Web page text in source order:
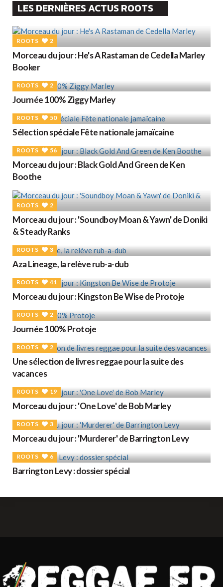
LES DERNIÈRES ACTUS ROOTS
ROOTS 2
Morceau du jour : He's A Rastaman de Cedella Marley
Booker
ROOTS 2
Journée 100% Ziggy Marley
ROOTS 50
Sélection spéciale Fête nationale jamaïcaine
ROOTS 56
Morceau du jour : Black Gold And Green de Ken
Boothe
ROOTS 2
Morceau du jour : 'Soundboy Moan & Yawn' de Doniki
& Steady Ranks
ROOTS 3
Aza Lineage, la relève rub-a-dub
ROOTS 41
Morceau du jour : Kingston Be Wise de Protoje
ROOTS 2
Journée 100% Protoje
ROOTS 2
Une sélection de livres reggae pour la suite des
vacances
ROOTS 19
Morceau du jour : 'One Love' de Bob Marley
ROOTS 3
Morceau du jour : 'Murderer' de Barrington Levy
ROOTS 6
Barrington Levy : dossier spécial